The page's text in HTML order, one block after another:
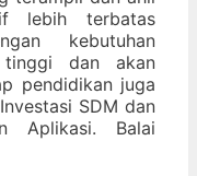
lebih terbatas
kebutuhan
dan akan
pendidikan juga
SDM dan
Aplikasi. Balai